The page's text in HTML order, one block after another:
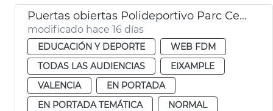
Puertas obiertas Polideportivo Parc Central
modificado hace 16 días
EDUCACIÓN Y DEPORTE
WEB FDM
TODAS LAS AUDIENCIAS
EIXAMPLE
VALENCIA
EN PORTADA
EN PORTADA TEMÁTICA
NORMAL